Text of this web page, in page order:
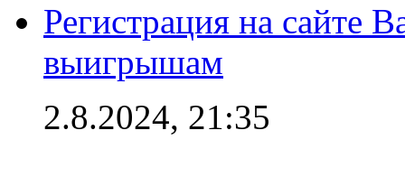
Регистрация на сайте
выигрышам
2.8.2024, 21:35